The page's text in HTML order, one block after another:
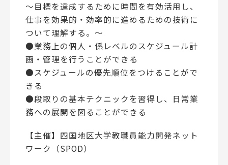
～目標を達成するために時間を有効活用し、
仕事を効果的・効率的に進めるための技術に
ついて理解する。～
●業務上の個人・係レベルのスケジュール計
画・管理を行うことができる
●スケジュールの優先順位をつけることがで
きる
●段取りの基本テクニックを習得し、日常業
務への展開を図ることができる
【主催】四国地区大学教職員能力開発ネット
ワーク（SPOD）